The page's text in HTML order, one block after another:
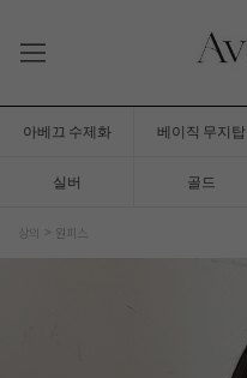
아베끄 수제화 베이직 무지탑
실버 골드
상의 원피스